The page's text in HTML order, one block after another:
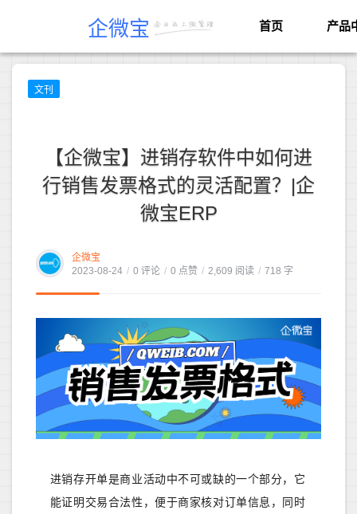
企微宝 首页 产品
文刊
【企微宝】进销存软件中如何进
行销售发票格式的灵活配置？|企
微宝ERP
企微宝
2023-08-24 / 0 评论 / 0 点赞 / 2,609 阅读 / 718 字
进销存开单是商业活动中不可或缺的一个部分，它
能证明交易合法性，便于商家核对订单信息，同时